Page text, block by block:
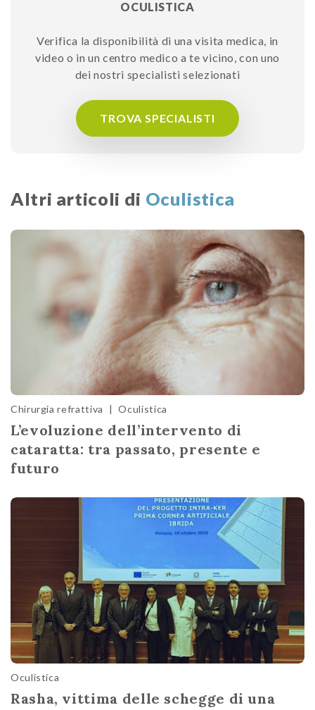
OCULISTICA
Verifica la disponibilità di una visita medica, in
video o in un centro medico a te vicino, con uno
dei nostri specialisti selezionati
TROVA SPECIALISTI
Altri articoli di Oculistica
Chirurgia refrattiva | Oculistica
L’evoluzione dell’intervento di
cataratta: tra passato, presente e
futuro
Oculistica
Rasha, vittima delle schegge di una